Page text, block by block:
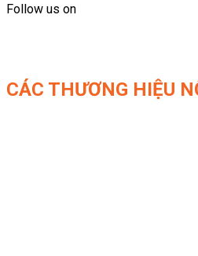
Follow us on
CÁC THƯƠNG HIỆU